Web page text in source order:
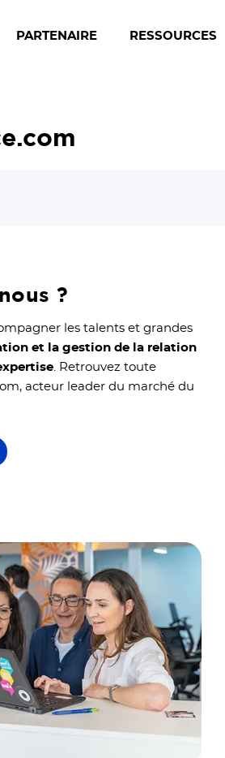
PARTENAIRE RESSOURCES
?
les talents et grandes
et la gestion de la relation
. Retrouvez toute
acteur leader du marché du